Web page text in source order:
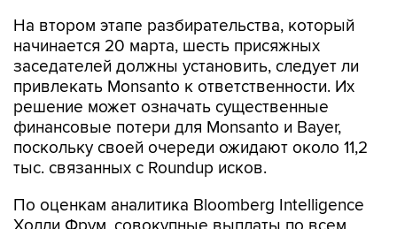
На втором этапе разбирательства, который
начинается 20 марта, шесть присяжных
заседателей должны установить, следует ли
привлекать Monsanto к ответственности. Их
решение может означать существенные
финансовые потери для Monsanto и Bayer,
поскольку своей очереди ожидают около 11,2
тыс. связанных с Roundup исков.
По оценкам аналитика Bloomberg Intelligence